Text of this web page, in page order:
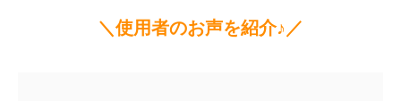
＼使用者のお声を紹介♪／